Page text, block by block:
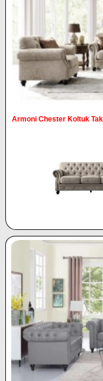
Armoni Chester Koltuk